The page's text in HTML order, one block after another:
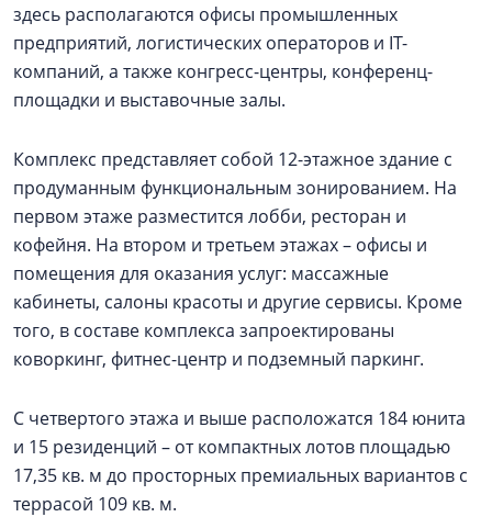
здесь располагаются офисы промышленных
предприятий, логистических операторов и IT-
компаний, а также конгресс-центры, конференц-
площадки и выставочные залы.
Комплекс представляет собой 12-этажное здание с
продуманным функциональным зонированием. На
первом этаже разместится лобби, ресторан и
кофейня. На втором и третьем этажах – офисы и
помещения для оказания услуг: массажные
кабинеты, салоны красоты и другие сервисы. Кроме
того, в составе комплекса запроектированы
коворкинг, фитнес-центр и подземный паркинг.
С четвертого этажа и выше расположатся 184 юнита
и 15 резиденций – от компактных лотов площадью
17,35 кв. м до просторных премиальных вариантов с
террасой 109 кв. м.